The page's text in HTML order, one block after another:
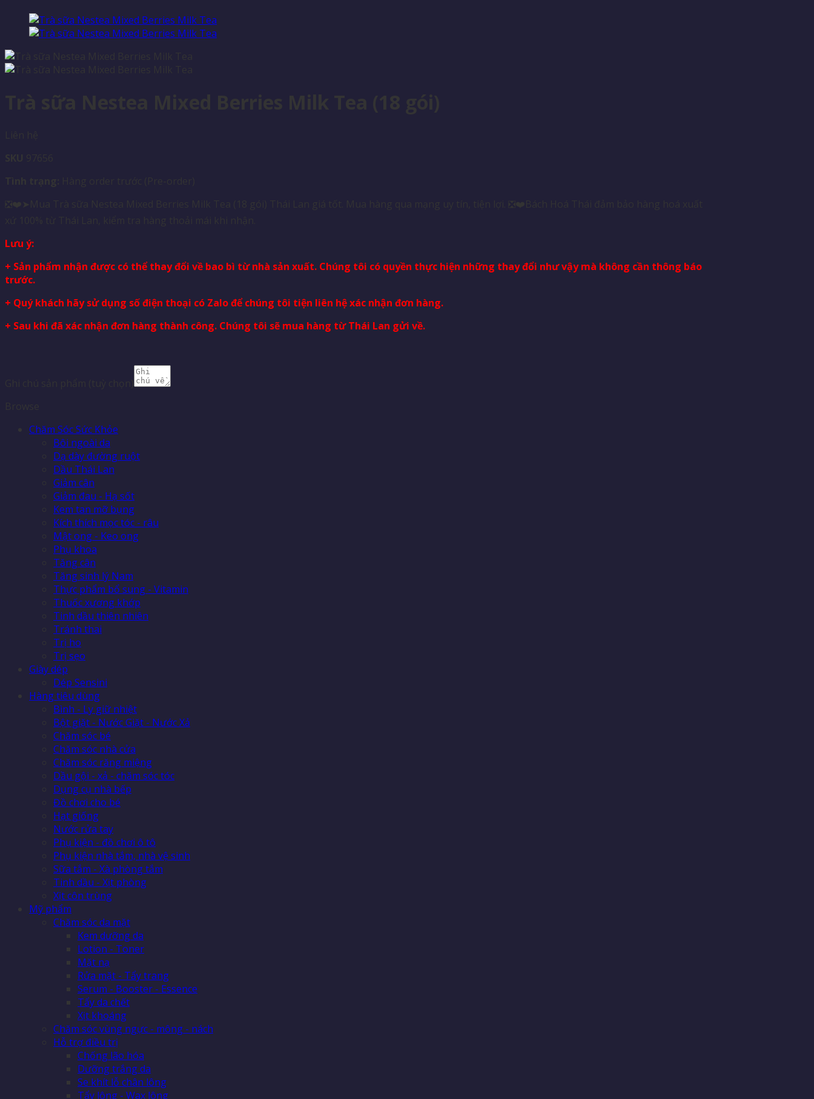
Lưu ý:
+ Sản phẩm nhận được có thể thay đổi về bao bì từ nhà sản xuất. Chúng tôi có quyền thực hiện những thay đổi như vậy mà không cần thông báo
trước.
+ Quý khách hãy sử dụng số điện thoại có Zalo để chúng tôi tiện liên hệ xác nhận đơn hàng.
+ Sau khi đã xác nhận đơn hàng thành công. Chúng tôi sẽ mua hàng từ Thái Lan gửi về.
Chăm Sóc Sức Khỏe
Bôi ngoài da
Dạ dày đường ruột
Dầu Thái Lan
Giảm cân
Giảm đau - Hạ sốt
Kem tan mỡ bụng
Kích thích mọc tóc - râu
Mật ong - Keo ong
Phụ khoa
Tăng cân
Tăng sinh lý Nam
Thực phẩm bổ sung - Vitamin
Thuốc xương khớp
Tinh dầu thiên nhiên
Tránh thai
Trị ho
Trị sẹo
Giày dép
Dép Sensini
Hàng tiêu dùng
Bình - Ly giữ nhiệt
Bột giặt - Nước Giặt - Nước Xả
Chăm sóc bé
Chăm sóc nhà cửa
Chăm sóc răng miệng
Dầu gội - xả - chăm sóc tóc
Dụng cụ nhà bếp
Đồ chơi cho bé
Hạt giống
Nước rửa tay
Phụ kiện - đồ chơi ô tô
Phụ kiện nhà tắm, nhà vệ sinh
Sữa tắm - Xà phòng tắm
Tinh dầu - Xịt phòng
Xịt côn trùng
Mỹ phẩm
Chăm sóc da mặt
Kem dưỡng da
Lotion - Toner
Mặt nạ
Rửa mặt - Tẩy trang
Serum - Booster - Essence
Tẩy da chết
Xịt khoáng
Chăm sóc vùng ngực - mông - nách
Hỗ trợ điều trị
Chống lão hóa
Dưỡng trắng da
Se khít lỗ chân lông
Tẩy lông - Wax lông